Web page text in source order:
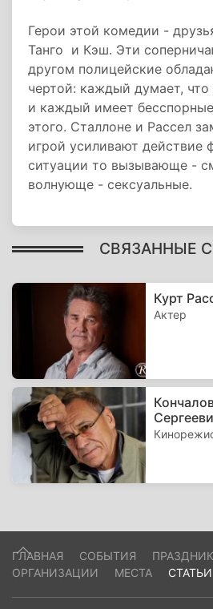
Герои этой комедии -
Танго и Кэш. Эти
другом полицейские
чертой: каждый думает,
и каждый имеет бесспорные
этого. Сталлоне и Рассел
игрой усиливают действие
ситуации то вызывающе -
волнующе - сексуальные.
СВЯЗАННЫЕ
Курт
Актер
ГЛАВНАЯ СОБЫТИЯ
ОРГАНИЗАЦИИ
МЕСТА СТАТЬИ